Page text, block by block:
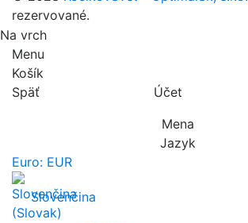
rezervované.
Na vrch
Menu
Košík
Späť
Účet
Mena
Jazyk
Euro: EUR
Slovenčina